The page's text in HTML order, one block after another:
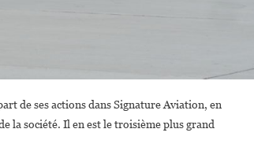
de ses actions dans Signature Aviation, en
la société. Il en est le troisième plus grand